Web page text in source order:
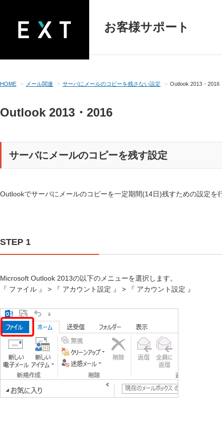
お客様サポート
HOME メール関連 サーバにメールのコピーを残さない設定 Outlook 2013・2016
Outlook 2013・2016
サーバにメールのコピーを残す設定
Outlookでサーバにメールのコピーを一定期間(14日)残すための設定を
STEP 1
Microsoft Outlook 2013の以下のメニューを選択します。
『 ファイル 』 > 『 アカウント設定 』 > 『 アカウント設定 』